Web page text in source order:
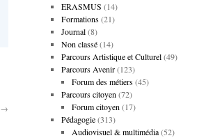
→
ERASMUS (14)
Formations(21)
Journal(8)
Non classé(14)
Parcours Artistique et Culturel(49)
Parcours Avenir(123)
Forum des métiers(45)
Parcours citoyen (72)
Forum citoyen (17)
Pédagogie(313)
Audiovisuel & multimédia(52)